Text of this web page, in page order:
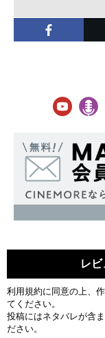
レ
利用規約に同意の上、
てください。
投稿にはネタバレが含
ださい。